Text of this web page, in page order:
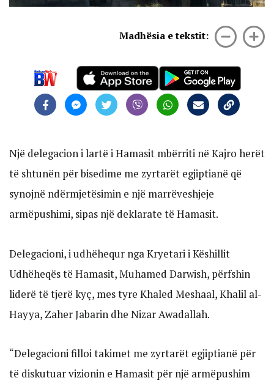
Madhësia e tekstit:
Një delegacion i lartë i Hamasit mbërriti në Kajro herët
të shtunën për bisedime me zyrtarët egjiptianë që
synojnë ndërmjetësimin e një marrëveshjeje
armëpushimi, sipas një deklarate të Hamasit.
Delegacioni, i udhëhequr nga Kryetari i Këshillit
Udhëheqës të Hamasit, Muhamed Darwish, përfshin
liderë të tjerë kyç, mes tyre Khaled Meshaal, Khalil al-
Hayya, Zaher Jabarin dhe Nizar Awadallah.
“Delegacioni filloi takimet me zyrtarët egjiptianë për
të diskutuar vizionin e Hamasit për një armëpushim